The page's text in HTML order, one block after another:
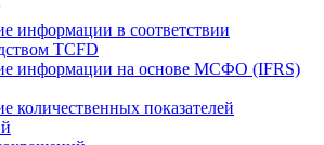
информации в соответствии
TCFD
информации на основе МСФО (IFRS)
количественных показателей